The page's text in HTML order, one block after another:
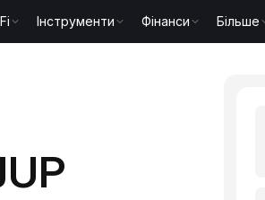
Інструменти Фінанси Більше